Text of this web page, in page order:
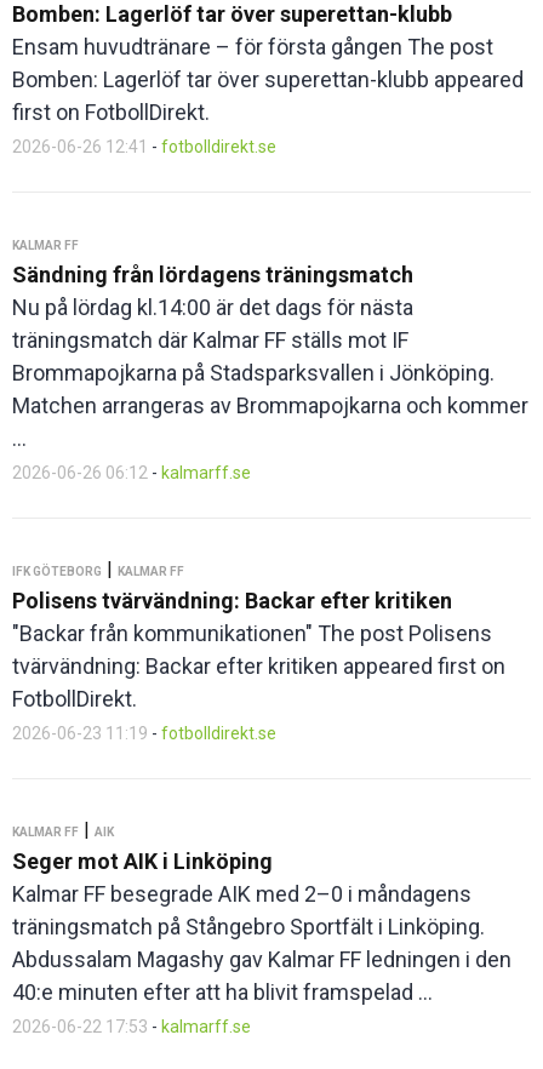
Bomben: Lagerlöf tar över superettan-klubb
Ensam huvudtränare – för första gången The post
Bomben: Lagerlöf tar över superettan-klubb appeared
first on FotbollDirekt.
2026-06-26 12:41 - fotbolldirekt.se
KALMAR FF
Sändning från lördagens träningsmatch
Nu på lördag kl.14:00 är det dags för nästa
träningsmatch där Kalmar FF ställs mot IF
Brommapojkarna på Stadsparksvallen i Jönköping.
Matchen arrangeras av Brommapojkarna och kommer
...
2026-06-26 06:12 - kalmarff.se
IFK GÖTEBORG | KALMAR FF
Polisens tvärvändning: Backar efter kritiken
"Backar från kommunikationen" The post Polisens
tvärvändning: Backar efter kritiken appeared first on
FotbollDirekt.
2026-06-23 11:19 - fotbolldirekt.se
KALMAR FF | AIK
Seger mot AIK i Linköping
Kalmar FF besegrade AIK med 2–0 i måndagens
träningsmatch på Stångebro Sportfält i Linköping.
Abdussalam Magashy gav Kalmar FF ledningen i den
40:e minuten efter att ha blivit framspelad ...
2026-06-22 17:53 - kalmarff.se